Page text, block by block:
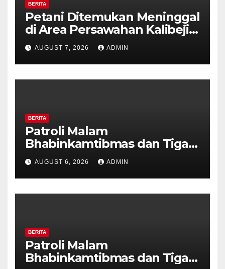
BERITA
Petani Ditemukan Meninggal
di Area Persawahan Kalibeji,
Polisi Pastikan Tidak Ada
Tanda Kekerasan
AUGUST 7, 2026 ADMIN
BERITA
Patroli Malam
Bhabinkamtibmas dan Tiga
Pilar Kelurahan Ungaran
Perkuat Kamtibmas, Warga
Diajak Aktifkan Ronda
AUGUST 6, 2026 ADMIN
BERITA
Patroli Malam
Bhabinkamtibmas dan Tiga